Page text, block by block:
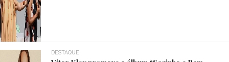
DESTAQUE